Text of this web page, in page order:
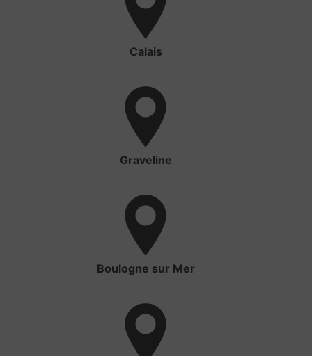
Calais
Graveline
Boulogne sur Mer